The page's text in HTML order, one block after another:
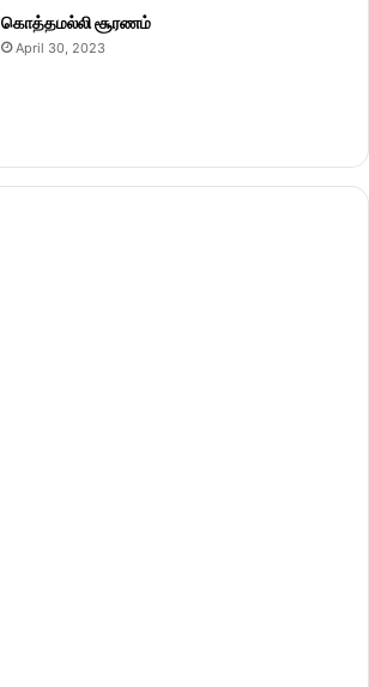
கொத்தமல்லி சூரணம்
April 30, 2023